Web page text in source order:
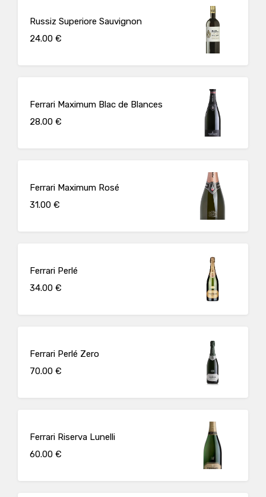
Russiz Superiore Sauvignon
24.00 €
Ferrari Maximum Blac de Blances
28.00 €
Ferrari Maximum Rosé
31.00 €
Ferrari Perlé
34.00 €
Ferrari Perlé Zero
70.00 €
Ferrari Riserva Lunelli
60.00 €